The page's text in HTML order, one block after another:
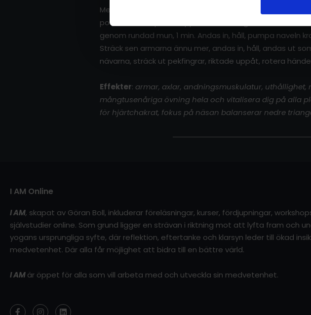
Med rak rygg fläta fingrarna, vänster lillfinger nederst,
position, fokus på nästippen. Andas långsamt, sträva
genom rundad mun, 1 min. Andas in, håll, pumpa
Sträck sen armarna ännu mer, andas in, håll, andas ut
nävarna, sträck ut pekfingrar, riktade uppåt, rotera
Effekter: armar, axlar, andningsmuskulatur, uthållighet,
mångtusenåriga övning hela och vitalisera dig på alla
för hjärtchakrat, fokus på näsan balanserar nedre
I AM Online
I AM, skapat av Göran Boll, inkluderar föreläsningar, kurser, fördjupningar,
självstudier online. Som grund ligger en strävan i riktning mot att lyfta fram och
yogans ursprungliga syfte, där reflektion, eftertanke och klarsyn leder till ökad
medvetenhet. Där alla får möjlighet att bidra till en bättre värld.
I AMär öppet för alla som vill arbeta med och utveckla sin medvetenhet.
F
I
L